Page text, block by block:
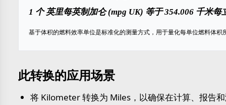
1 个 英里每英制加仑 (mpg UK) 等于 354.006 千米每
基于体积的燃料效率单位是标准化的测量方式，用于量化每单位燃料体积
此转换的应用场景
将 Kilometer 转换为 Miles，以确保在计算、报告